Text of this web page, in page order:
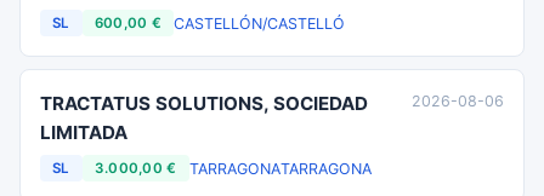
SL 600,00 € CASTELLÓN/CASTELLÓ
TRACTATUS SOLUTIONS, SOCIEDAD
LIMITADA
SL 3.000,00 € TARRAGONATARRAGONA
2026-08-06